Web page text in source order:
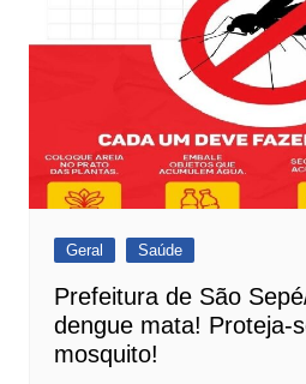
Geral Saúde
Prefeitura de São
dengue mata! Proteja-
mosquito!